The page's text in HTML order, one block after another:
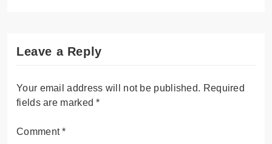
Leave a Reply
Your email address will not be published. Required
fields are marked*
Comment*